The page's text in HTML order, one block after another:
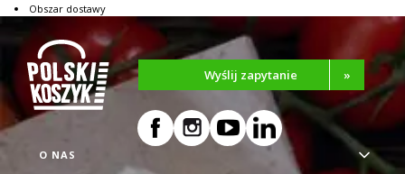
Obszar dostawy
Linki w stopce
O NAS
Wyślij zapytanie »